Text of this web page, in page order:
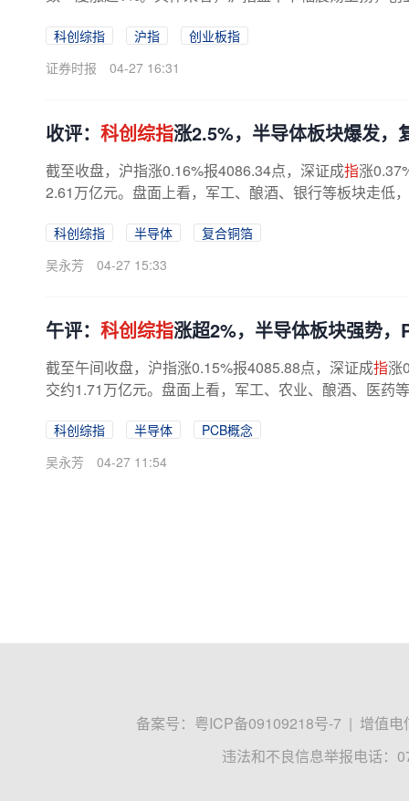
科创综指 沪指
创业板指
证券时报
04-27 16:31
收评： 科创综指涨2.5%，半导体板块爆发，
截至收盘，沪指涨0.16%报4086.34点，深证成指涨
2.61万亿元。盘面上看，军工、酿酒、银行等板块走低
科创综指 半导体
复合铜箔
吴永芳
04-27 15:33
午评： 科创综指涨超2%，半导体板块强势，
截至午间收盘，沪指涨0.15%报4085.88点，深证成指涨
交约1.71万亿元。盘面上看，军工、农业、酿酒、医药
科创综指 半导体
PCB概念
吴永芳
04-27 11:54
备案号： 粤ICP备09109218号-7 | 增值电
违法和不良信息举报电话：